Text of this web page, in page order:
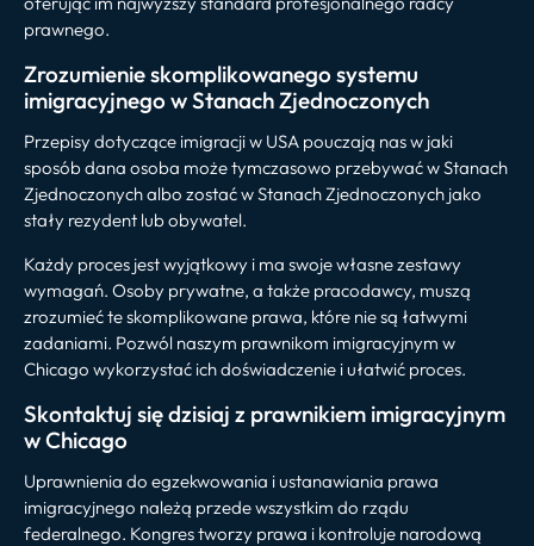
prawnego.
Zrozumienie skomplikowanego systemu
imigracyjnego w Stanach Zjednoczonych
Przepisy dotyczące imigracji w USA pouczają nas w jaki
sposób dana osoba może tymczasowo przebywać w Stanach
Zjednoczonych albo zostać w Stanach Zjednoczonych jako
stały rezydent lub obywatel.
Każdy proces jest wyjątkowy i ma swoje własne zestawy
wymagań. Osoby prywatne, a także pracodawcy, muszą
zrozumieć te skomplikowane prawa, które nie są łatwymi
zadaniami. Pozwól naszym prawnikom imigracyjnym w
Chicago wykorzystać ich doświadczenie i ułatwić proces.
Skontaktuj się dzisiaj z prawnikiem imigracyjnym
w Chicago
Uprawnienia do egzekwowania i ustanawiania prawa
imigracyjnego należą przede wszystkim do rządu
federalnego. Kongres tworzy prawa i kontroluje narodową